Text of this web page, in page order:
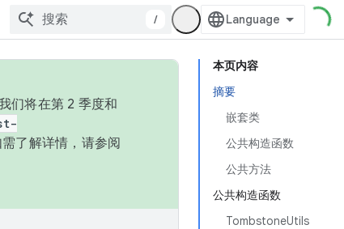
/
本页内容
摘要
嵌套类
公共构造函数
公共方法
公共构造函数
TombstoneUtils
们将在第 2 季度和
了解详情，请参阅